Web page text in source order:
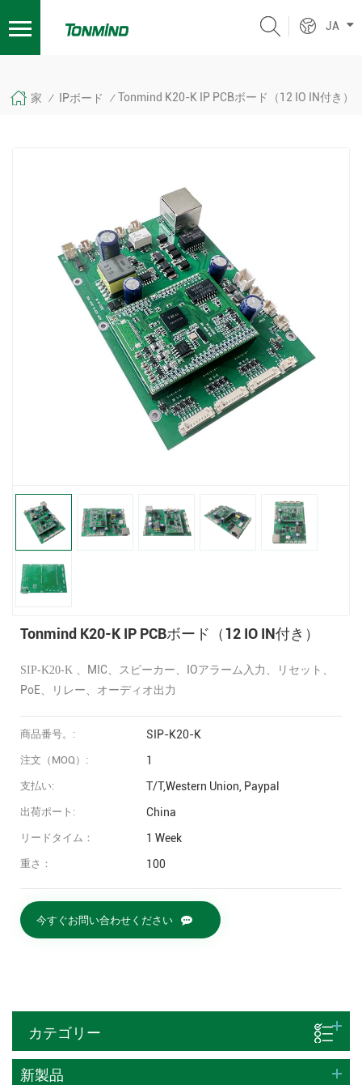
JA
家 / IPボード / Tonmind K20-K IP PCBボード（12 IO IN付き）
Tonmind K20-K IP PCBボード（12 IO IN付き）
SIP-K20-K 、MIC、スピーカー、IOアラーム入力、リセット、
PoE、リレー、オーディオ出力
商品番号。: SIP-K20-K
注文（MOQ）: 1
支払い: T/T,Western Union, Paypal
出荷ポート: China
リードタイム： 1 Week
重さ： 100
今すぐお問い合わせください
カテゴリー
新製品